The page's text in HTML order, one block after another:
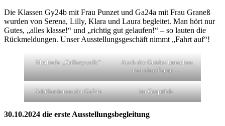
Die Klassen Gy24b mit Frau Punzet und Ga24a mit Frau Graneß
wurden von Serena, Lilly, Klara und Laura begleitet. Man hört nur
Gutes, „alles klasse!“ und „richtig gut gelaufen!“ – so lauten die
Rückmeldungen. Unser Ausstellungsgeschäft nimmt „Fahrt auf“!
Methode „Gallerywalk“
Auch die Guides brauchen
mal eine Pause …
Schüler:innen der Ga24a im Gespräch.
30.10.2024 die erste Ausstellungsbegleitung